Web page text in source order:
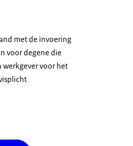
met de invoering
voor degene die
werkgever voor het